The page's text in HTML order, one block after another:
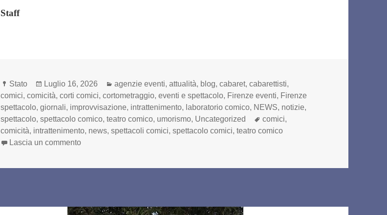
Staff
Formato
Stato
Scritto
il
Luglio 16, 2026 Categorie
agenzie eventi,attualità, blog,cabaret,cabarettisti,
comici,comicità,corti comici,cortometraggio,eventi e spettacolo, Firenze eventi, Firenze
spettacolo,giornali, improvvisazione, intrattenimento, laboratorio comico, NEWS, notizie,
spettacolo,spettacolo comico,teatro comico, umorismo, Uncategorized Tag
comici,
comicità, intrattenimento, news,spettacoli comici,spettacolo comici,teatro comico
Lascia un commentosu RICOMINCIANO LE SELEZIONI PER LA XIII° EDIZIONE DELLA FABBRICA DELLA